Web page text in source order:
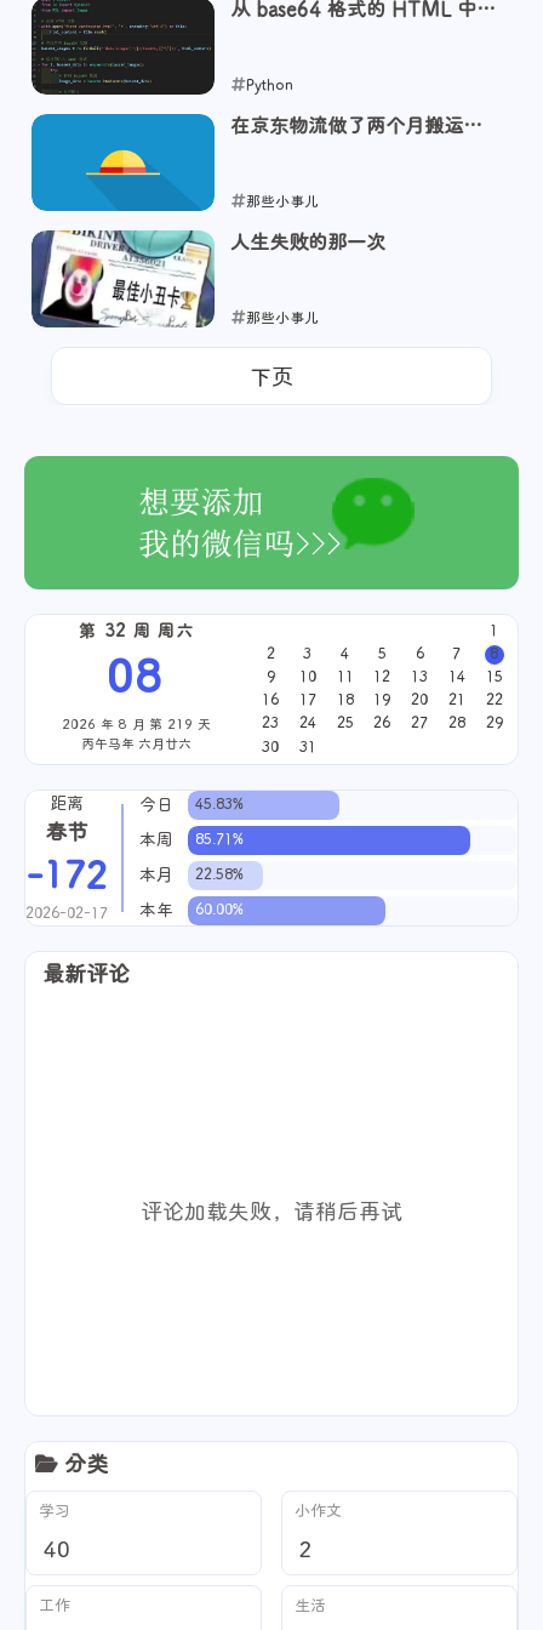
2024-12-06
从 base64 格式的 HTML 中提
Python
2024-12-05
在京东物流做了两个月搬运工
那些小事儿
2024-12-04
人生失败的那一次
那些小事儿
下页
第 32 周 周六
08
2026 年 8 月 第 219 天
丙午马年 六月廿六
1
2
3 4 5 6 7
8
9
10 11 12 13 14
15
16
17 18 19 20 21
22
23
24 25 26 27 28
29
30
31
距离
春节
-172
2026-02-17
今日 45.83%
本周 85.71%
本月 22.58%
本年 60.00%
最新评论
评论加载失败，请稍后再试
分类
学习
40
小作文
2
工作 生活